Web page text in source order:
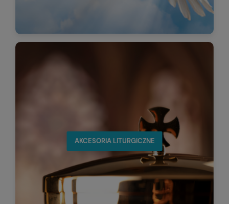
AKCESORIA LITURGICZNE